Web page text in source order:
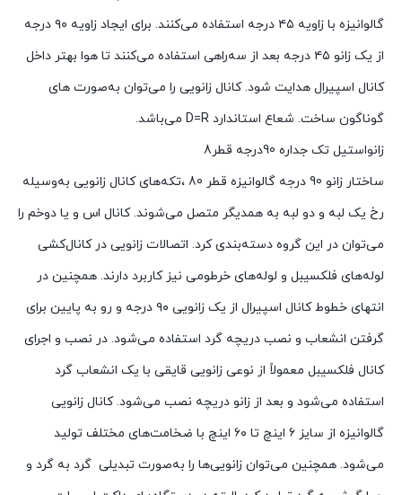
گالوانیزه با زاویه ۴۵ درجه استفاده می‌کنند. برای ایجاد زاویه ۹۰ درجه
از یک زانو ۴۵ درجه بعد از سه‌راهی استفاده می‌کنند تا هوا بهتر داخل
کانال اسپیرال هدایت شود. کانال زانویی را می‌توان به‌صورت های
گوناگون ساخت. شعاع استاندارد D=R می‌باشد.
زانواستیل تک جداره 90درجه قطر8
ساختار زانو 90 درجه گالوانیزه قطر 80 ،تکه‌های کانال زانویی به‌وسیله
رخ یک لبه و دو لبه به همدیگر متصل می‌شوند. کانال اس و یا دوخم را
می‌توان در این گروه دسته‌بندی کرد. اتصالات زانویی در کانال‌کشی
لوله‌های فلکسیبل و لوله‌های خرطومی نیز کاربرد دارند. همچنین در
انتهای خطوط کانال اسپیرال از یک زانویی ۹۰ درجه و رو به پایین برای
گرفتن انشعاب و نصب دریچه گرد استفاده می‌شود. در نصب و اجرای
کانال فلکسیبل معمولاً از نوعی زانویی قایقی با یک انشعاب گرد
استفاده می‌شود و بعد از زانو دریچه نصب می‌شود. کانال زانویی
گالوانیزه از سایز ۶ اینچ تا ۶۰ اینچ با ضخامت‌های مختلف تولید
می‌شود. همچنین می‌توان زانویی‌ها را به‌صورت تبدیلی گرد به گرد و